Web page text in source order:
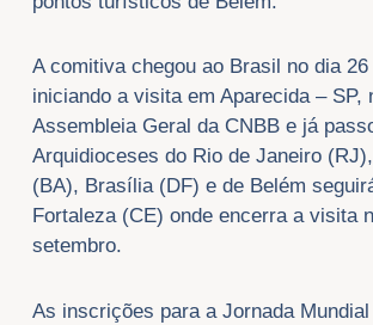
A comitiva chegou ao Brasil no dia
iniciando a visita em Aparecida – SP,
Assembleia Geral da CNBB e já
Arquidioceses do Rio de Janeiro
(BA), Brasília (DF) e de Belém
Fortaleza (CE) onde encerra a visita
setembro.
As inscrições para a Jornada